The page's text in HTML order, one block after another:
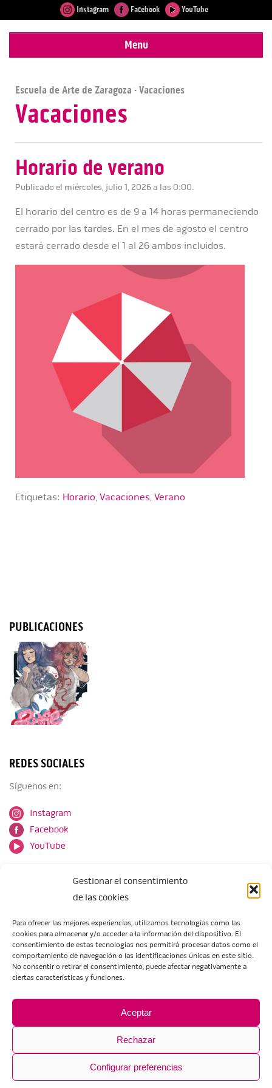
Gestionar el consentimiento
de las cookies
Para ofrecer las mejores experiencias, utilizamos tecnologías como las
cookies para almacenar y/o acceder a la información del dispositivo. El
consentimiento de estas tecnologías nos permitirá procesar datos como el
comportamiento de navegación o las identificaciones únicas en este sitio.
No consentir o retirar el consentimiento, puede afectar negativamente a
ciertas características y funciones.
Aceptar
Rechazar
Configurar preferencias
Instagram Facebook YouTube
Menu
Escuela de Arte de Zaragoza · Vacaciones
Vacaciones
Horario de verano
Publicado el miércoles, julio 1, 2026 a las 0:00.
El horario del centro es de 9 a 14 horas permaneciendo
cerrado por las tardes. En el mes de agosto el centro
estará cerrado desde el 1 al 26 ambos incluidos.
Etiquetas: Horario, Vacaciones, Verano
PUBLICACIONES
REDES SOCIALES
Síguenos en:
Instagram
Facebook
YouTube
Escuela de Arte de Zaragoza
María Zambrano, 5
50018 Zaragoza
eartezaragoza@educa.aragon.es